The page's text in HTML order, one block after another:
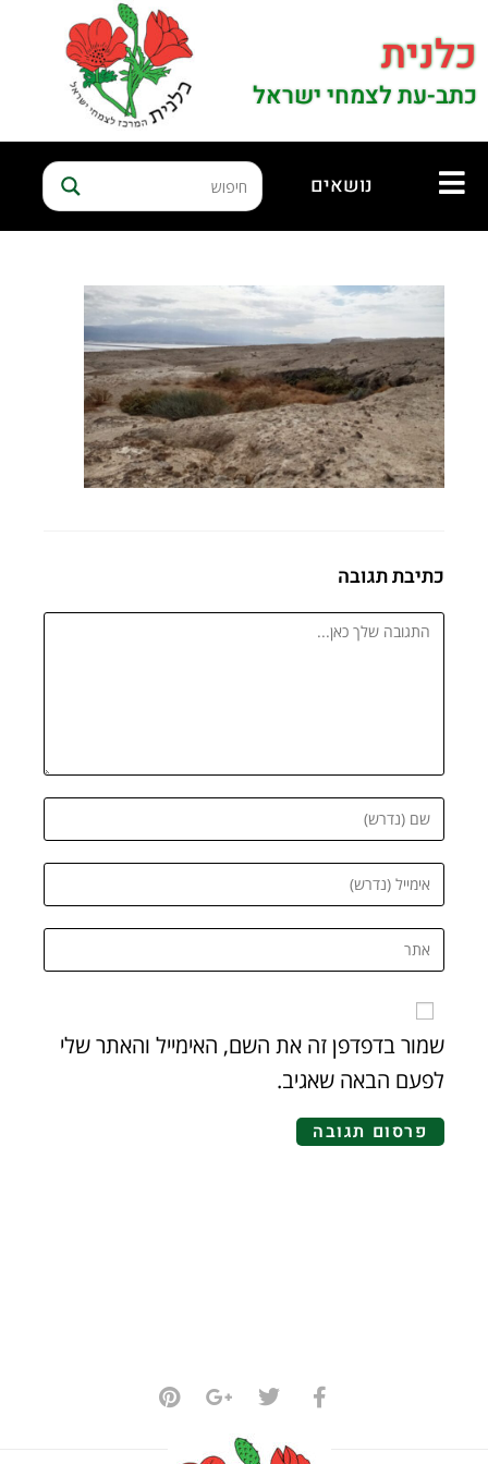
כלנית
כתב-עת לצמחי ישראל
נושאים
כתיבת תגובה
שמור בדפדפן זה את השם, האימייל והאתר שלי
לפעם הבאה שאגיב.